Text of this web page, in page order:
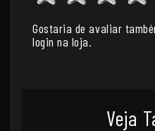
Gostaria de avaliar
login na loja.
Veja